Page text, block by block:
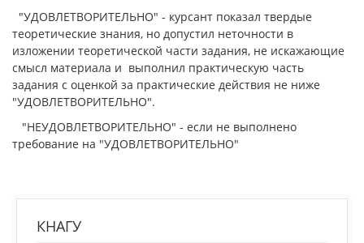
"УДОВЛЕТВОРИТЕЛЬНО" - курсант показал твердые
теоретические знания, но допустил неточности в
изложении теоретической части задания, не искажающие
смысл материала и выполнил практическую часть
задания с оценкой за практические действия не ниже
"УДОВЛЕТВОРИТЕЛЬНО".
"НЕУДОВЛЕТВОРИТЕЛЬНО" - если не выполнено
требование на "УДОВЛЕТВОРИТЕЛЬНО"
КНАГУ